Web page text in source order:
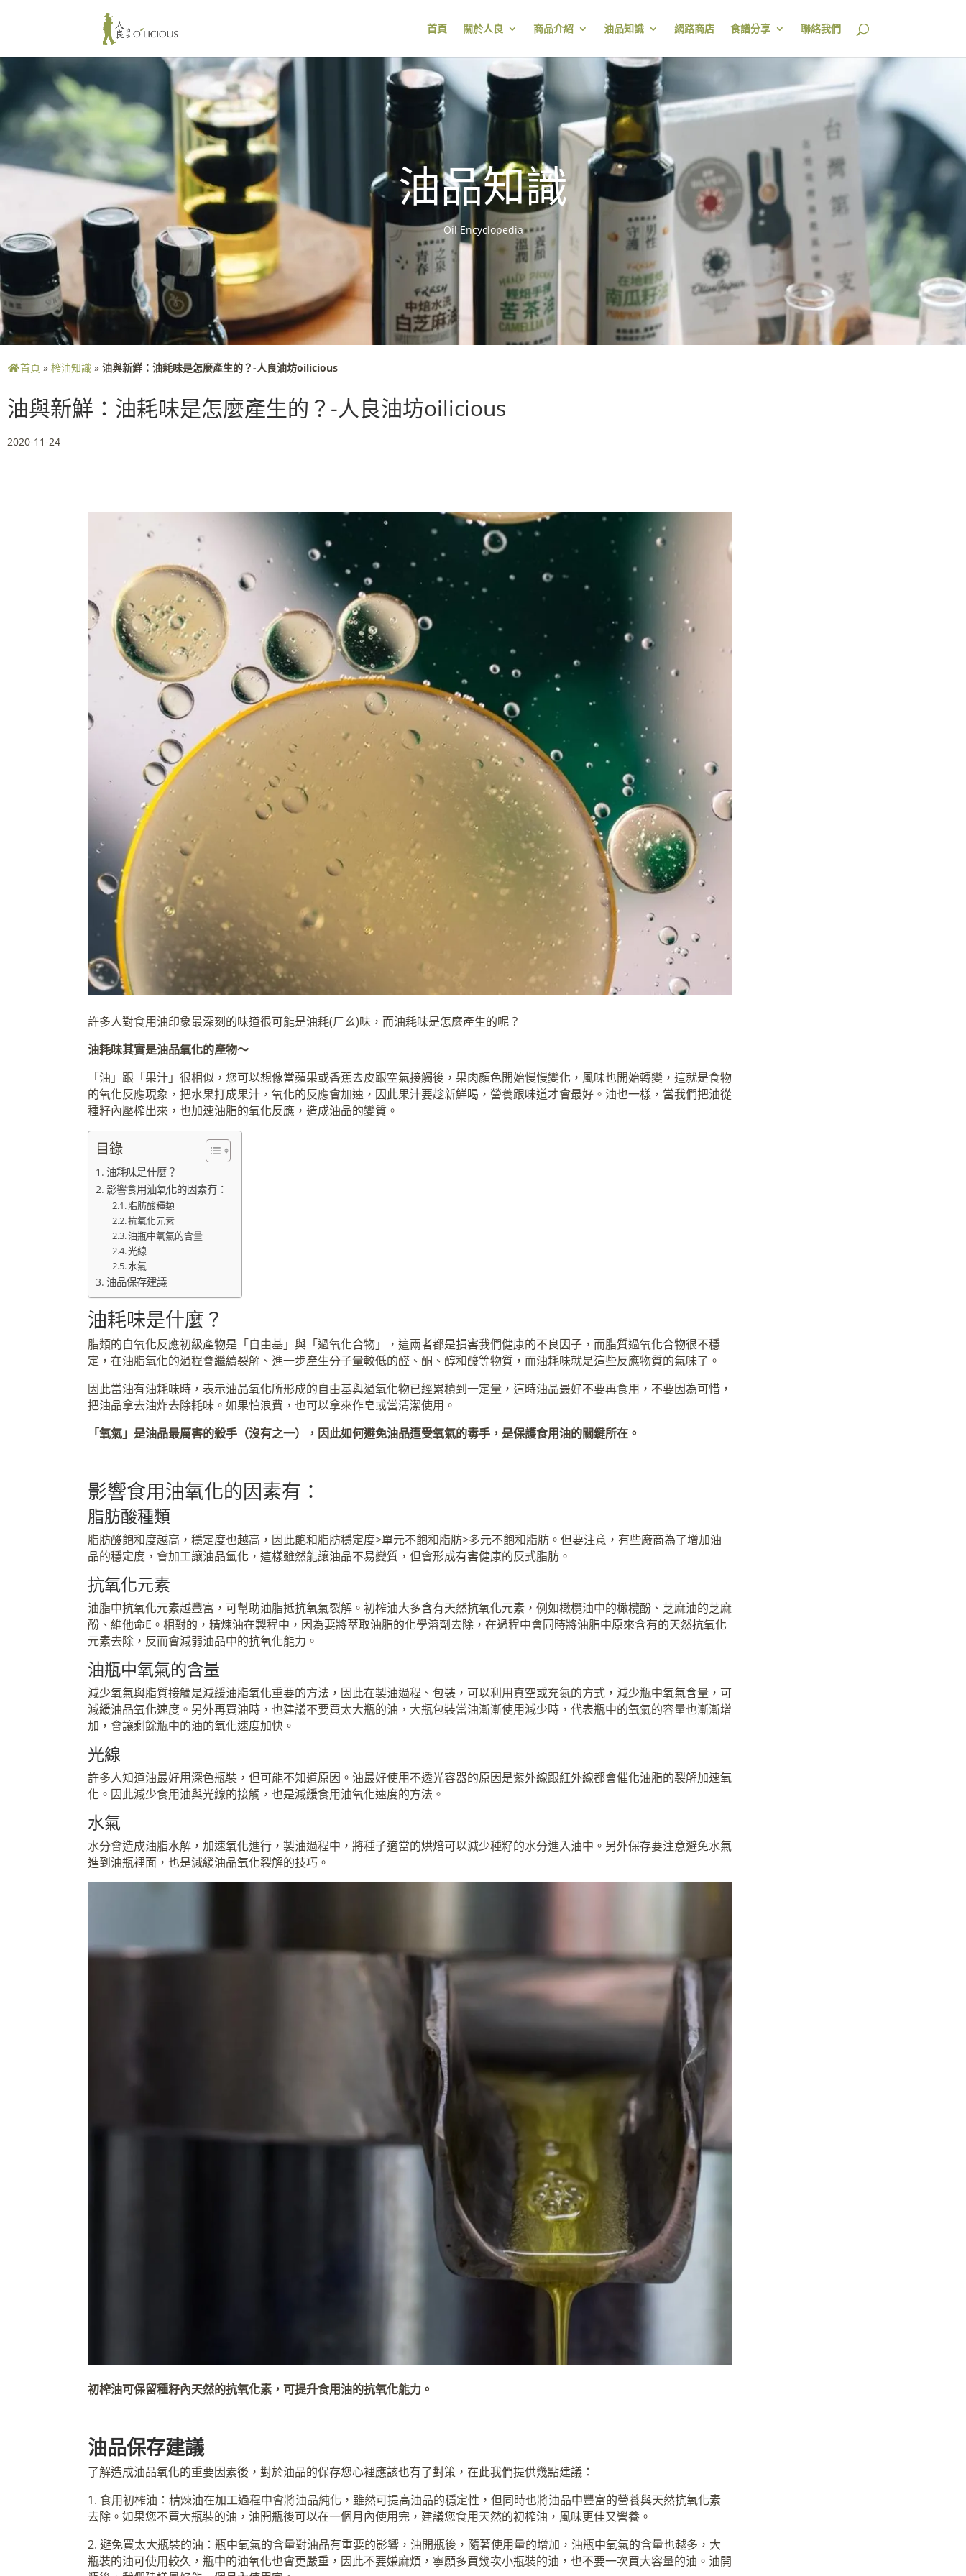
首頁 關於人良 商品介紹 油品知識 網路商店 食譜分享 聯絡我們
油品知識
Oil Encyclopedia
首頁 » 榨油知識» 油與新鮮：油耗味是怎麼產生的？-人良油坊oilicious
油與新鮮：油耗味是怎麼產生的？-人良油坊oilicious
2020-11-24
許多人對食用油印象最深刻的味道很可能是油耗(ㄏㄠ)味，而油耗味是怎麼產生的呢？
油耗味其實是油品氧化的產物～
「油」跟「果汁」很相似，您可以想像當蘋果或香蕉去皮跟空氣接觸後，果肉顏色開始慢慢變化，風味也開始轉變，這就是食物
的氧化反應現象，把水果打成果汁，氧化的反應會加速，因此果汁要趁新鮮喝，營養跟味道才會最好。油也一樣，當我們把油從
種籽內壓榨出來，也加速油脂的氧化反應，造成油品的變質。
目錄
油耗味是什麼？
影響食用油氧化的因素有：
脂肪酸種類
抗氧化元素
油瓶中氧氣的含量
光線
水氣
油品保存建議
油耗味是什麼？
脂類的自氧化反應初級產物是「自由基」與「過氧化合物」，這兩者都是損害我們健康的不良因子，而脂質過氧化合物很不穩
定，在油脂氧化的過程會繼續裂解、進一步產生分子量較低的醛、酮、醇和酸等物質，而油耗味就是這些反應物質的氣味了。
因此當油有油耗味時，表示油品氧化所形成的自由基與過氧化物已經累積到一定量，這時油品最好不要再食用，不要因為可惜，
把油品拿去油炸去除耗味。如果怕浪費，也可以拿來作皂或當清潔使用。
「氧氣」是油品最厲害的殺手（沒有之一），因此如何避免油品遭受氧氣的毒手，是保護食用油的關鍵所在。
影響食用油氧化的因素有：
脂肪酸種類
脂肪酸飽和度越高，穩定度也越高，因此飽和脂肪穩定度>單元不飽和脂肪>多元不飽和脂肪。但要注意，有些廠商為了增加油
品的穩定度，會加工讓油品氫化，這樣雖然能讓油品不易變質，但會形成有害健康的反式脂肪。
抗氧化元素
油脂中抗氧化元素越豐富，可幫助油脂抵抗氧氣裂解。初榨油大多含有天然抗氧化元素，例如橄欖油中的橄欖酚、芝麻油的芝麻
酚、維他命E。相對的，精煉油在製程中，因為要將萃取油脂的化學溶劑去除，在過程中會同時將油脂中原來含有的天然抗氧化
元素去除，反而會減弱油品中的抗氧化能力。
油瓶中氧氣的含量
減少氧氣與脂質接觸是減緩油脂氧化重要的方法，因此在製油過程、包裝，可以利用真空或充氮的方式，減少瓶中氧氣含量，可
減緩油品氧化速度。另外再買油時，也建議不要買太大瓶的油，大瓶包裝當油漸漸使用減少時，代表瓶中的氧氣的容量也漸漸增
加，會讓剩餘瓶中的油的氧化速度加快。
光線
許多人知道油最好用深色瓶裝，但可能不知道原因。油最好使用不透光容器的原因是紫外線跟紅外線都會催化油脂的裂解加速氧
化。因此減少食用油與光線的接觸，也是減緩食用油氧化速度的方法。
水氣
水分會造成油脂水解，加速氧化進行，製油過程中，將種子適當的烘焙可以減少種籽的水分進入油中。另外保存要注意避免水氣
進到油瓶裡面，也是減緩油品氧化裂解的技巧。
初榨油可保留種籽內天然的抗氧化素，可提升食用油的抗氧化能力。
油品保存建議
了解造成油品氧化的重要因素後，對於油品的保存您心裡應該也有了對策，在此我們提供幾點建議：
1. 食用初榨油：精煉油在加工過程中會將油品純化，雖然可提高油品的穩定性，但同時也將油品中豐富的營養與天然抗氧化素
去除。如果您不買大瓶裝的油，油開瓶後可以在一個月內使用完，建議您食用天然的初榨油，風味更佳又營養。
2. 避免買太大瓶裝的油：瓶中氧氣的含量對油品有重要的影響，油開瓶後，隨著使用量的增加，油瓶中氧氣的含量也越多，大
瓶裝的油可使用較久，瓶中的油氧化也會更嚴重，因此不要嫌麻煩，寧願多買幾次小瓶裝的油，也不要一次買大容量的油。油開